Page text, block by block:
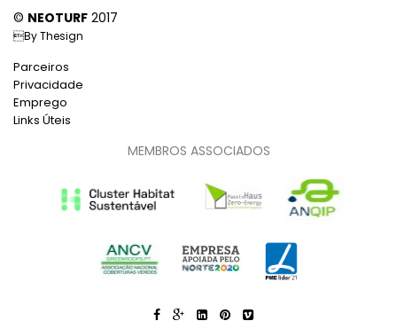
© NEOTURF 2017
ByThesign
Parceiros
Privacidade
Emprego
Links Úteis
MEMBROS ASSOCIADOS